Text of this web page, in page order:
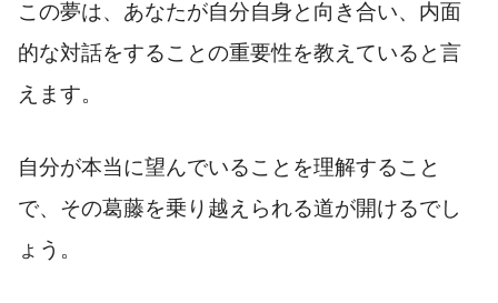
この夢は、あなたが自分自身と向き合い、内面
的な対話をすることの重要性を教えていると言
えます。
自分が本当に望んでいることを理解すること
で、その葛藤を乗り越えられる道が開けるでし
ょう。